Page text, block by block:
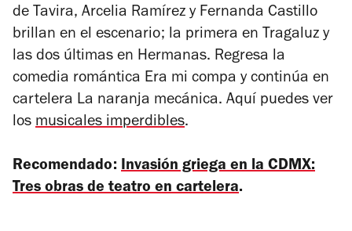
de Tavira, Arcelia Ramírez y Fernanda Castillo
brillan en el escenario; la primera en Tragaluz y
las dos últimas en Hermanas. Regresa la
comedia romántica Era mi compa y continúa en
cartelera La naranja mecánica. Aquí puedes ver
los musicales imperdibles.
Recomendado: Invasión griega en la CDMX:
Tres obras de teatro en cartelera.